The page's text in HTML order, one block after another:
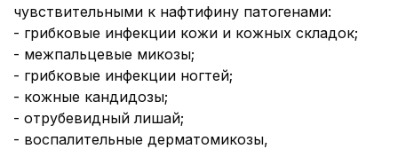
чувствительными к нафтифину патогенами:
- грибковые инфекции кожи и кожных складок;
- межпальцевые микозы;
- грибковые инфекции ногтей;
- кожные кандидозы;
- отрубевидный лишай;
- воспалительные дерматомикозы,